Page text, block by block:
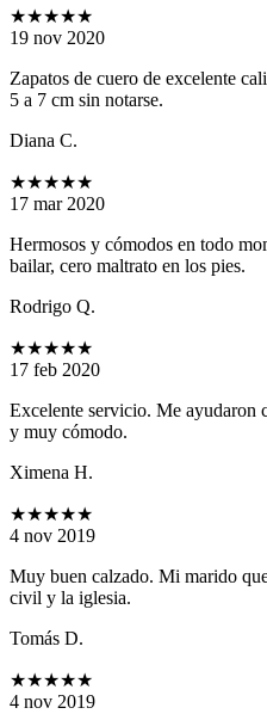
★★★★★
19 nov 2020
Zapatos de cuero de excelente
5 a 7 cm sin notarse.
Diana C.
★★★★★
17 mar 2020
Hermosos y cómodos en todo
bailar, cero maltrato en los pies.
Rodrigo Q.
★★★★★
17 feb 2020
Excelente servicio. Me ayudaron
y muy cómodo.
Ximena H.
★★★★★
4 nov 2019
Muy buen calzado. Mi marido
civil y la iglesia.
Tomás D.
★★★★★
4 nov 2019